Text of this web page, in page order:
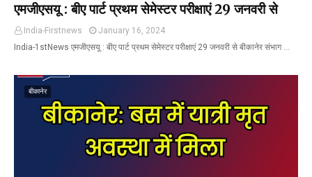
एमजीएसयू : बीए पार्ट प्रथम सेमेस्टर परीक्षाएं 29 जनवरी से
India-Firstnews
January 16, 2024
India-1stNews एमजीएसयू : बीए पार्ट प्रथम सेमेस्टर परीक्षाएं 29 जनवरी से बीकानेर संभाग …
बीकानेर